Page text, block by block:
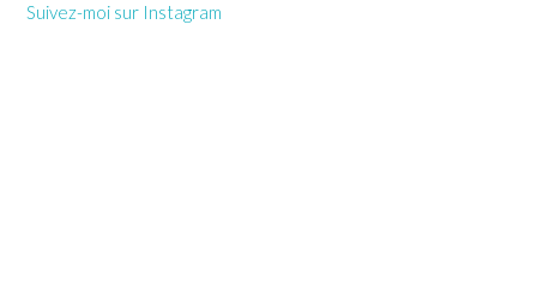
Suivez-moi sur Instagram